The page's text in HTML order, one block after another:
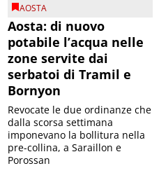
AOSTA
Aosta: di nuovo
potabile l’acqua nelle
zone servite dai
serbatoi di Tramil e
Bornyon
Revocate le due ordinanze che
dalla scorsa settimana
imponevano la bollitura nella
pre-collina, a Saraillon e
Porossan